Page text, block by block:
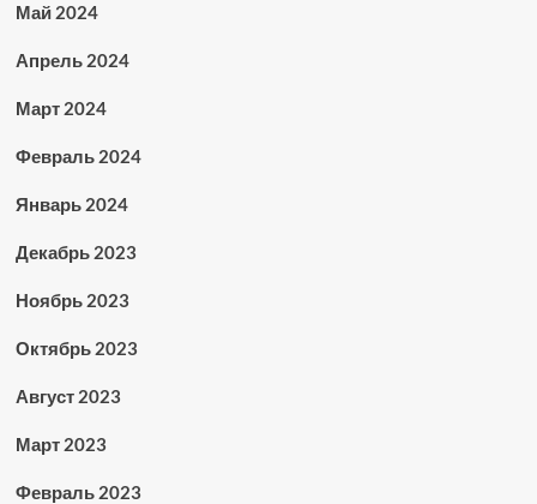
Май 2024
Апрель 2024
Март 2024
Февраль 2024
Январь 2024
Декабрь 2023
Ноябрь 2023
Октябрь 2023
Август 2023
Март 2023
Февраль 2023